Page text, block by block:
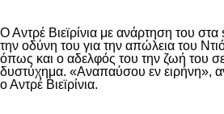
Ο Αντρέ Βιεϊρίνια με ανάρτηση του
την οδύνη του για την απώλεια του
όπως και ο αδελφός του την ζωή του σε
δυστύχημα. «Αναπαύσου εν ειρήνη»,
ο Αντρέ Βιεϊρίνια.